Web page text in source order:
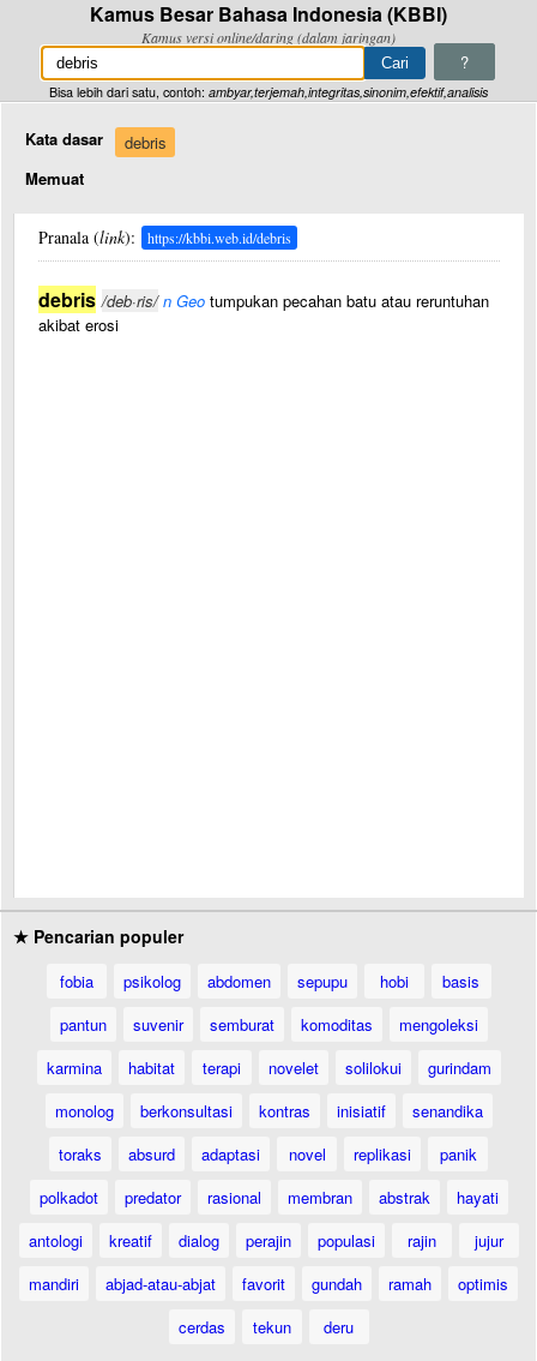
Kamus Besar Bahasa Indonesia (KBBI)
Kamus versi online/daring (dalam jaringan)
?
Bisa lebih dari satu, contoh: ambyar,terjemah,integritas,sinonim,efektif,analisis
Kata dasar
debris
Memuat
Pranala (link): https://kbbi.web.id/debris
debris /deb·ris/ n Geo tumpukan pecahan batu atau reruntuhan
akibat erosi
★ Pencarian populer
fobia psikolog abdomen sepupu hobi
basis
pantun
suvenir semburat komoditas
mengoleksi
karmina
habitat terapi novelet solilokui
gurindam
monolog
berkonsultasi kontras inisiatif
senandika
toraks
absurd adaptasi novel replikasi
panik
polkadot
predator rasional membran abstrak
hayati
antologi
kreatif dialog perajin populasi rajin
jujur
mandiri
abjad-atau-abjat favorit gundah ramah
optimis
cerdas
tekun deru